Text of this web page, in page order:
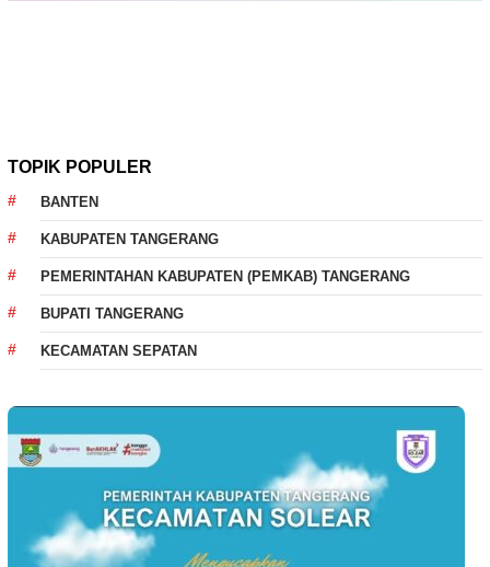
TOPIK POPULER
BANTEN
KABUPATEN TANGERANG
PEMERINTAHAN KABUPATEN (PEMKAB) TANGERANG
BUPATI TANGERANG
KECAMATAN SEPATAN